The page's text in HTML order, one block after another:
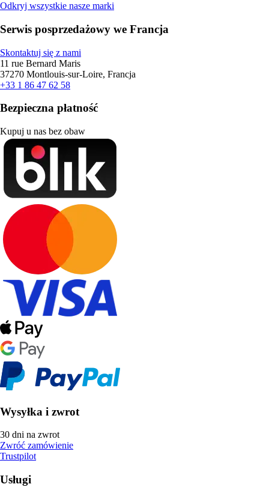
Odkryj wszystkie nasze marki
Serwis posprzedażowy we Francja
Skontaktuj się z nami
11 rue Bernard Maris
37270 Montlouis-sur-Loire, Francja
+33 1 86 47 62 58
Bezpieczna płatność
Kupuj u nas bez obaw
Wysyłka i zwrot
30 dni na zwrot
Zwróć zamówienie
Trustpilot
Usługi